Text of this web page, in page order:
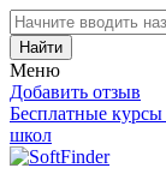
Найти
Меню
Добавить отзыв
Бесплатные
школ